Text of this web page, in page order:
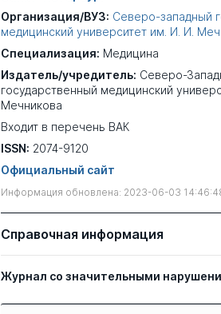
Организация/ВУЗ: Северо-западный
медицинский университет им. И. И.
Специализация: Медицина
Издатель/учредитель: Северо-
государственный медицинский
Мечникова
Входит в перечень ВАК
ISSN: 2074-9120
Официальный сайт
Информация обновлена: 2023-06-03
Справочная информация
Журнал со значительными